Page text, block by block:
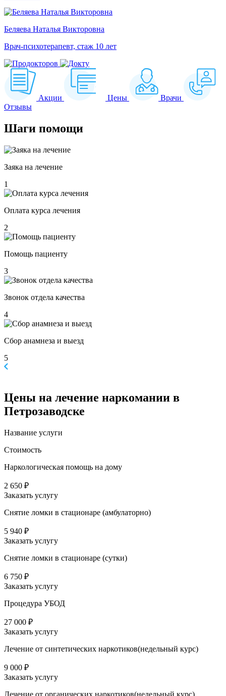
Беляева Наталья Викторовна
Врач-психотерапевт, стаж 10 лет
Акции Цены
Врачи
Отзывы
Шаги помощи
Заяка на лечение
1
Оплата курса лечения
2
Помощь пациенту
3
Звонок отдела качества
4
Сбор анамнеза и выезд
5
Цены на лечение наркомании в
Петрозаводске
Название услуги
Стоимость
Наркологическая помощь на дому
2 650 ₽
Заказать услугу
Снятие ломки в стационаре (амбулаторно)
5 940 ₽
Заказать услугу
Снятие ломки в стационаре (сутки)
6 750 ₽
Заказать услугу
Процедура УБОД
27 000 ₽
Заказать услугу
Лечение от синтетических наркотиков(недельный курс)
9 000 ₽
Заказать услугу
Лечение от органических наркотиков(недельный курс)